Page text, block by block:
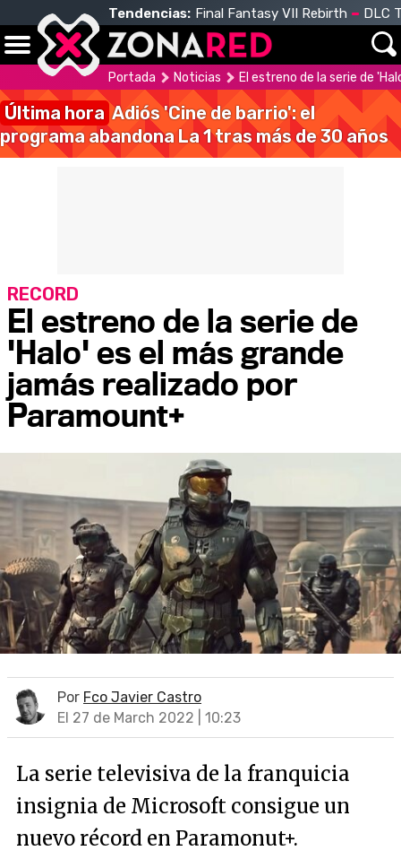
Tendencias: Final Fantasy VII Rebirth DLC
Portada Noticias El estreno de la serie de
Última hora Adiós 'Cine de barrio': el
programa abandona La 1 tras más de 30 años
El estreno de la serie de
'Halo' es el más grande
jamás realizado por
Paramount+
RECORD
Por Fco Javier Castro
El 27 de March 2022 | 10:23
La serie televisiva de la franquicia
insignia de Microsoft consigue un
nuevo récord en Paramonut+.